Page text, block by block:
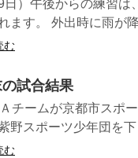
日）午後からの練習は
ます。 外出時に雨が
む
試合結果
チームが京都市スポ
野スポーツ少年団を
む